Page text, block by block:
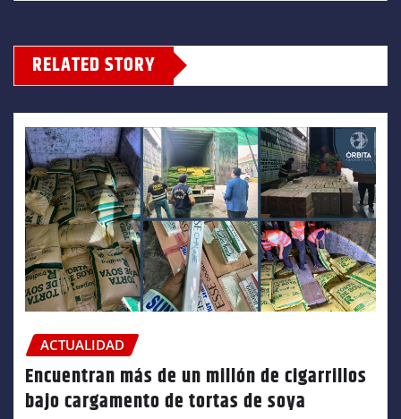
RELATED STORY
ACTUALIDAD
Encuentran más de un millón de cigarrillos
bajo cargamento de tortas de soya